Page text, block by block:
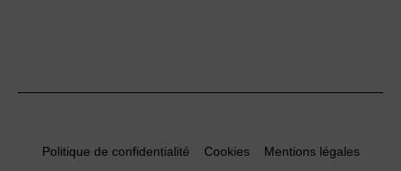
Politique de confidentialité Cookies Mentions légales